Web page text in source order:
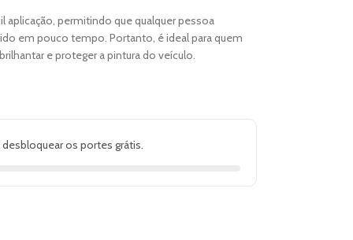
aplicação, permitindo que qualquer pessoa
em pouco tempo. Portanto, é ideal para quem
e proteger a pintura do veículo.
desbloquear os portes grátis.